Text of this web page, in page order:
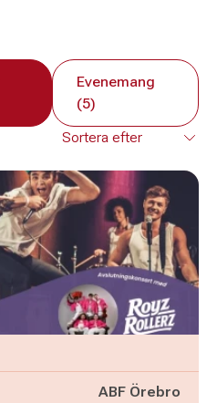
Evenemang
(5)
ABF Örebro